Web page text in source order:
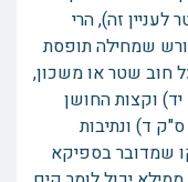
זה), הרי
שמחילה תופסת
חוב שטר או משכון,
וקצות החושן
ד) ונתיבות
שמדובר בספיקא